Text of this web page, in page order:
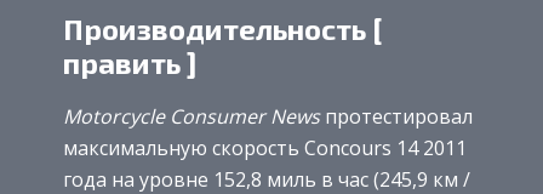
Производительность [
править ]
Motorcycle Consumer Newsпротестировал
максимальную скорость Concours 14 2011
года на уровне 152,8 миль в час (245,9 км /